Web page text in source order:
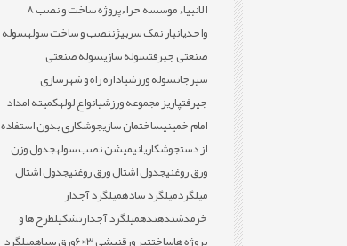
الانبیاء موسسه حراء
پروژه ساخت و نصب 8
واحدیانبار نمک سربیژننصب و ساخت سولهسوله
صنعتی جیرفتسوله سازیسوله صنعتی
سیرجانسوله ورزشیاداره راه و شهرسازی
جیرفتپاریز مجموعه ورزشیانواع لولهکمیته امداد
امام خمینیساختمان سازیجوشکاری بدون استفاده
از دستجوشکاریانیمیشن نصب سولهجدول وزن
ورق روغنیجدول اشتال ورق روغنیجدول اشتال
میلگردمیلگرد سادهمیلگرد آجدار
خرمدشتدهندهمیلگرد آجدارتشکیلطرح ها و